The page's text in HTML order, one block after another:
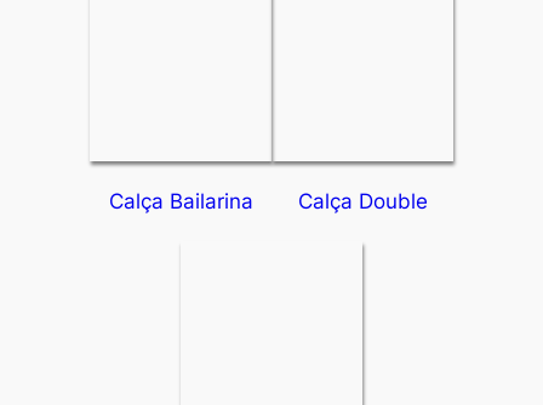
Calça Bailarina Calça Double